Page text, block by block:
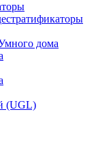
дома
(UGL)